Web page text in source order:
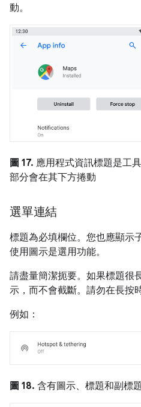
動。
圖 17. 應用程式資訊標題是工
部分會在其下方捲動
選單連結
標題為必填欄位。您也應顯示
使用圖示是選用功能。
請盡量簡潔扼要。如果標題很
示，而不會截斷。請勿在長按
例如：
圖 18. 含有圖示、標題和副標